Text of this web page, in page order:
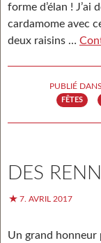
forme d’élan ! J’ai
cardamome avec
deux raisins …
PUBLIÉ
FÊTES
DES
7. AVRIL 2017
Un grand honneur